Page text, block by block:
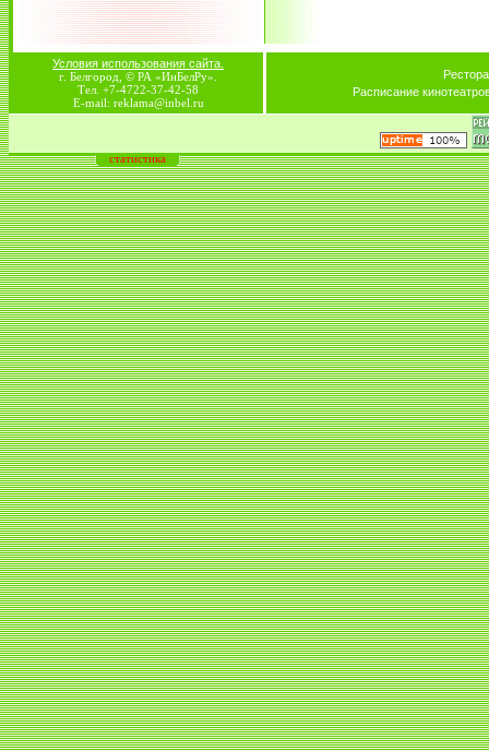
Условия использования сайта.
г. Белгород, © РА «ИнБелРу».
Тел. +7-4722-37-42-58
E-mail: reklama@inbel.ru
Расписание
статистика